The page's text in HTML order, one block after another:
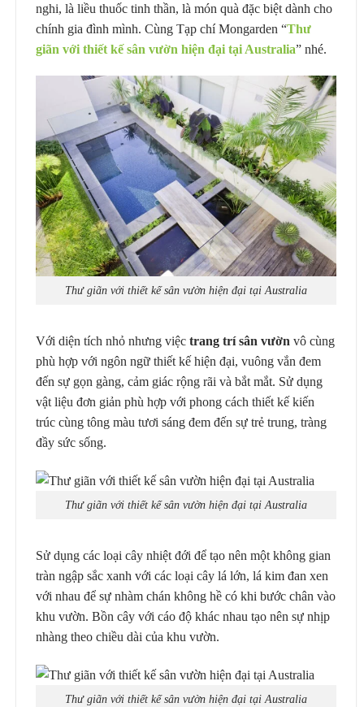
nghi, là liều thuốc tinh thần, là món quà đặc biệt dành cho
chính gia đình mình. Cùng Tạp chí Mongarden “Thư
giãn với thiết kế sân vườn hiện đại tại Australia” nhé.
Thư giãn với thiết kế sân vườn hiện đại tại Australia
Với diện tích nhỏ nhưng việc trang trí sân vườn vô cùng
phù hợp với ngôn ngữ thiết kế hiện đại, vuông vắn đem
đến sự gọn gàng, cảm giác rộng rãi và bắt mắt. Sử dụng
vật liệu đơn giản phù hợp với phong cách thiết kế kiến
trúc cùng tông màu tươi sáng đem đến sự trẻ trung, tràng
đầy sức sống.
Thư giãn với thiết kế sân vườn hiện đại tại Australia
Sử dụng các loại cây nhiệt đới để tạo nên một không gian
tràn ngập sắc xanh với các loại cây lá lớn, lá kim đan xen
với nhau để sự nhàm chán không hề có khi bước chân vào
khu vườn. Bồn cây với cáo độ khác nhau tạo nên sự nhịp
nhàng theo chiều dài của khu vườn.
Thư giãn với thiết kế sân vườn hiện đại tại Australia